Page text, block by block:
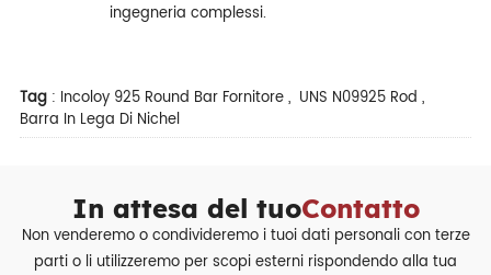
ingegneria complessi.
Tag: Incoloy 925 Round Bar Fornitore, UNS N09925 Rod ,
Barra In Lega Di Nichel
In attesa del tuoContatto
Non venderemo o condivideremo i tuoi dati personali con terze
parti o li utilizzeremo per scopi esterni rispondendo alla tua